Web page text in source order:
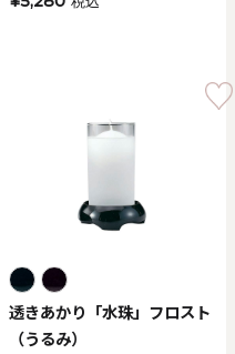
透きあかり「水珠」フロスト
（うるみ）